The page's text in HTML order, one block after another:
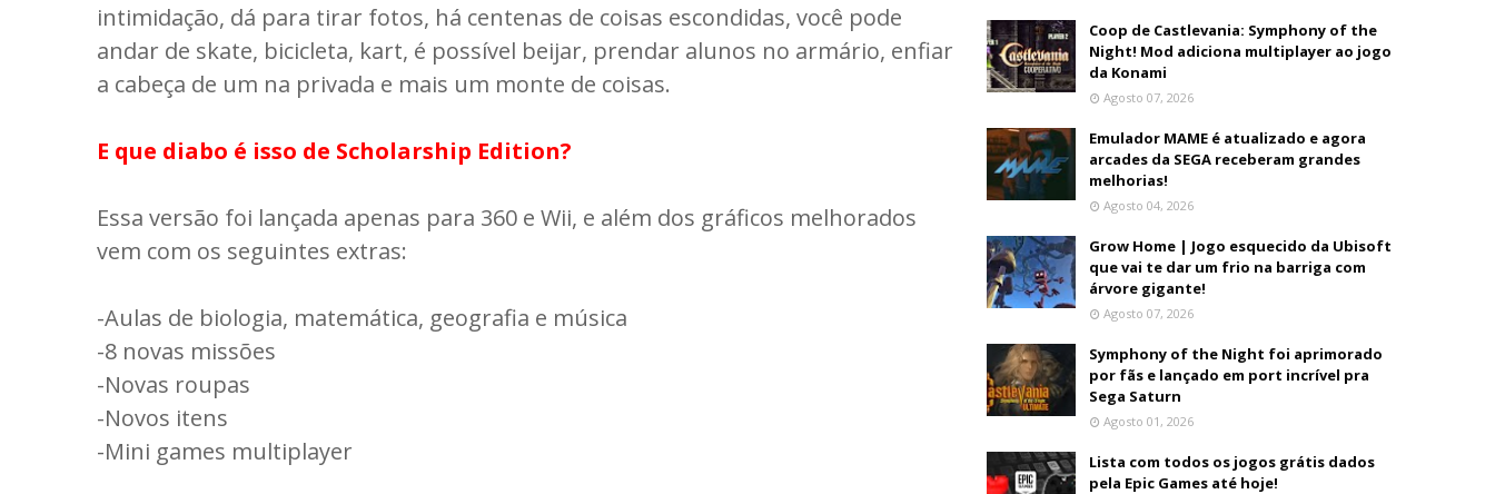
intimidação, dá para tirar fotos, há centenas de coisas escondidas, você pode
andar de skate, bicicleta, kart, é possível beijar, prendar alunos no armário, enfiar
a cabeça de um na privada e mais um monte de coisas.
E que diabo é isso de Scholarship Edition?
Essa versão foi lançada apenas para 360 e Wii, e além dos gráficos melhorados
vem com os seguintes extras:
-Aulas de biologia, matemática, geografia e música
-8 novas missões
-Novas roupas
-Novos itens
-Mini games multiplayer
Coop de Castlevania: Symphony of the
Night! Mod adiciona multiplayer ao jogo
da Konami
Agosto 07, 2026
Emulador MAME é atualizado e agora
arcades da SEGA receberam grandes
melhorias!
Agosto 04, 2026
Grow Home | Jogo esquecido da Ubisoft
que vai te dar um frio na barriga com
árvore gigante!
Agosto 07, 2026
Symphony of the Night foi aprimorado
por fãs e lançado em port incrível pra
Sega Saturn
Agosto 01, 2026
Lista com todos os jogos grátis dados
pela Epic Games até hoje!